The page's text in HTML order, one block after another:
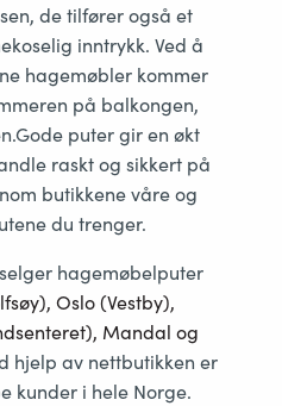
de tilfører også et
inntrykk. Ved å
hagemøbler kommer
på balkongen,
puter gir en økt
raskt og sikkert på
butikkene våre og
du trenger.
hagemøbelputer
Oslo (Vestby),
Mandal og
hjelp av nettbutikken er
kunder i hele Norge.